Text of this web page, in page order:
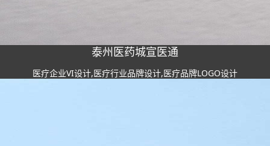
泰州医药城宣医通
医疗企业VI设计,医疗行业品牌设计,医疗品牌LOGO设计